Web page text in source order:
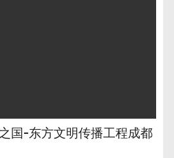
国-东方文明传播工程成都